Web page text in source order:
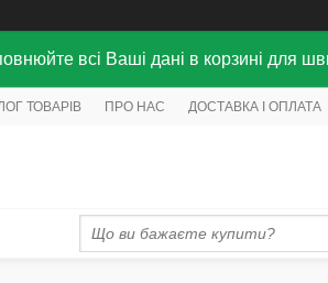
всі Ваші дані в корзині для
ТОВАРІВ ПРО НАС ДОСТАВКА І ОПЛАТА